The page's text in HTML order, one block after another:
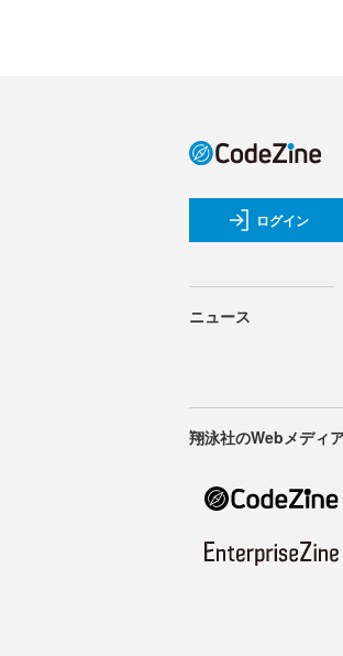
ログイン
ニュース
翔泳社のWebメディ